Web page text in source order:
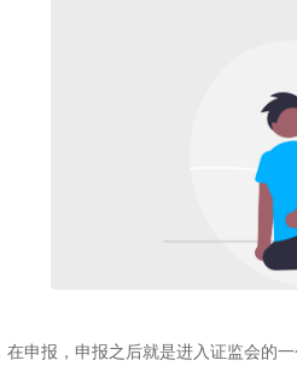
在申报，申报之后就是进入证监会的